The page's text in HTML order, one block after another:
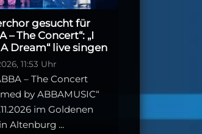
gesucht für
– The Concert“: „I
Dream“ live singen
11:53 Uhr
– The Concert
by ABBAMUSIC“
im Goldenen
Altenburg ...